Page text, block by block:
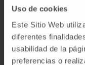
Uso de cookies
Este Sitio Web
diferentes
usabilidad de la
preferencias o
científicos en
e
libros.
Está dirigiendo